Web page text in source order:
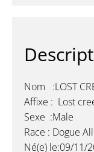
Nom :LOST
Affixe : Lost
Sexe :Male
Race : Dogue
Né(e) le:09/11/